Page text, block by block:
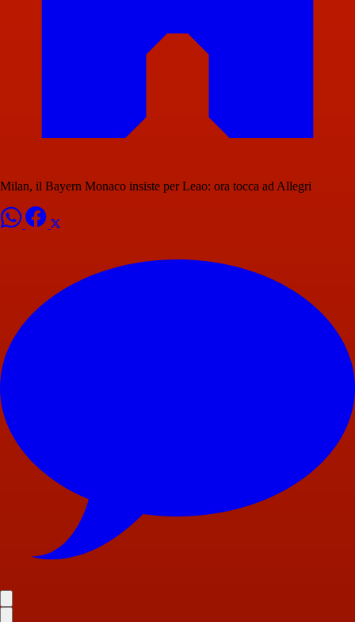
Milan, il Bayern Monaco insiste per Leao: ora tocca ad Allegri